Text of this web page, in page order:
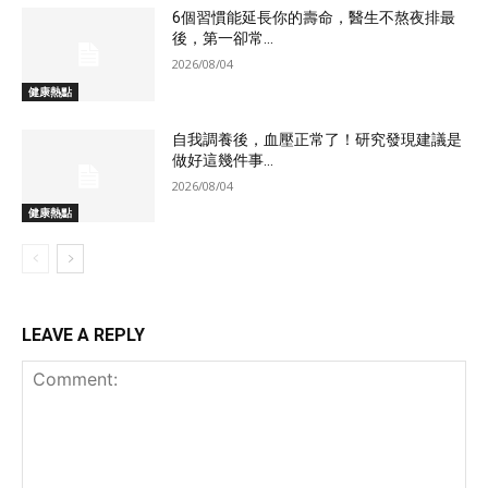
健康熱點
6個習慣能延長你的壽命，醫生不熬夜排最
後，第一卻常...
2026/08/04
健康熱點
自我調養後，血壓正常了！研究發現建議是
做好這幾件事...
2026/08/04
LEAVE A REPLY